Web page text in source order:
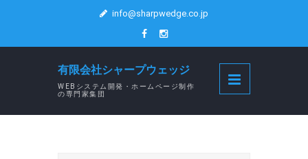
info@sharpwedge.co.jp
有限会社シャープウェッジ
WEBシステム開発・ホームページ制作
の専門家集団